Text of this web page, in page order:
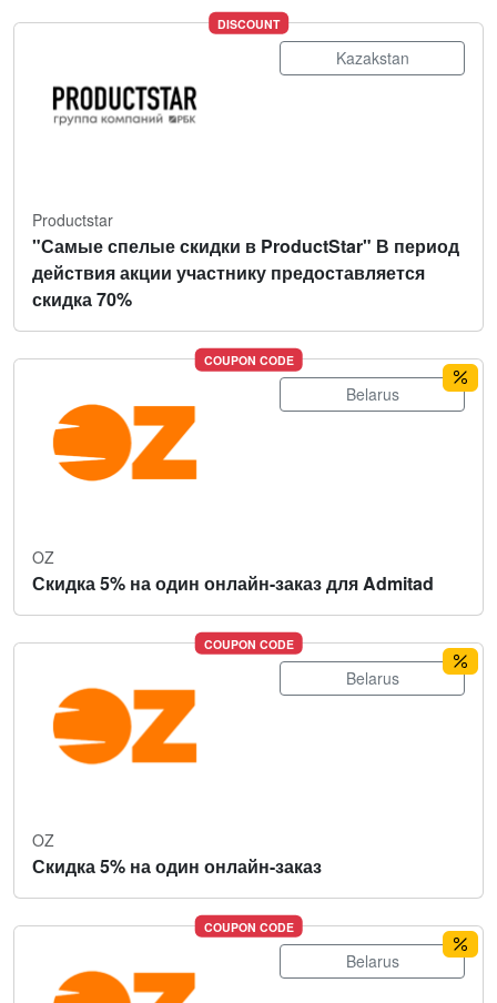
DISCOUNT
Kazakstan
Productstar
"Самые спелые скидки в ProductStar" В период
действия акции участнику предоставляется
скидка 70%
COUPON CODE
Belarus
OZ
Скидка 5% на один онлайн-заказ для Admitad
COUPON CODE
Belarus
OZ
Скидка 5% на один онлайн-заказ
COUPON CODE
Belarus